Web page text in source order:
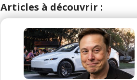
Articles à découvrir :